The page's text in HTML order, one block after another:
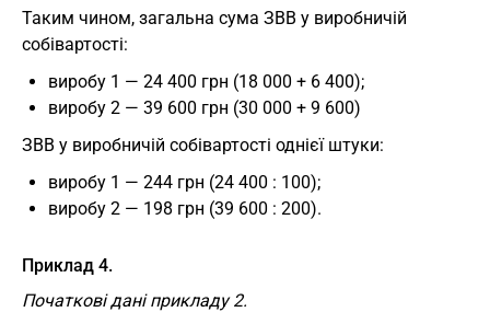
Таким чином, загальна сума ЗВВ у виробничій
собівартості:
виробу 1 — 24 400 грн (18 000 + 6 400);
виробу 2 — 39 600 грн (30 000 + 9 600)
ЗВВ у виробничій собівартості однієї штуки:
виробу 1 — 244 грн (24 400 : 100);
виробу 2 — 198 грн (39 600 : 200).
Приклад 4.
Початкові дані прикладу 2.